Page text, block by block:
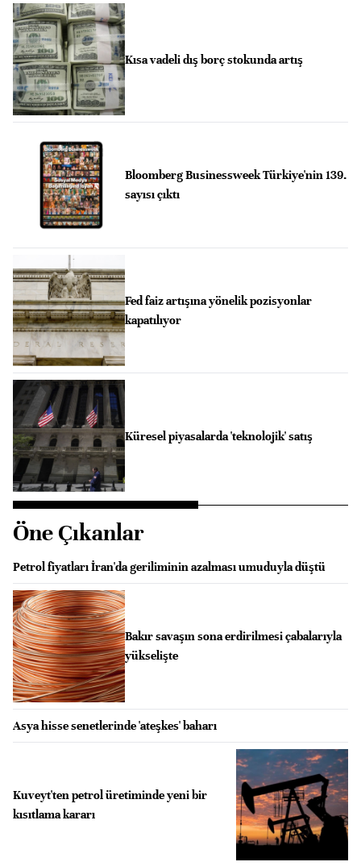
Kısa vadeli dış borç stokunda artış
Bloomberg Businessweek Türkiye'nin 139.
sayısı çıktı
Fed faiz artışına yönelik pozisyonlar
kapatılıyor
Küresel piyasalarda 'teknolojik' satış
Öne Çıkanlar
Petrol fiyatları İran'da geriliminin azalması umuduyla düştü
Bakır savaşın sona erdirilmesi çabalarıyla
yükselişte
Asya hisse senetlerinde 'ateşkes' baharı
Kuveyt'ten petrol üretiminde yeni bir
kısıtlama kararı